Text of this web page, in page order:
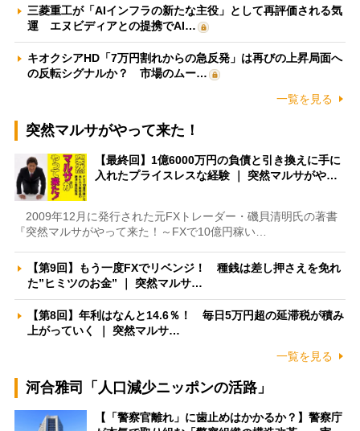
三菱重工が「AIインフラの新たな主役」として再評価される気
運 エヌビディアとの提携でAI…
キオクシアHD「7万円割れからの急反発」は再びの上昇局面へ
の反転シグナルか？ 市場のムー…
一覧を見る
突然マルサがやって来た！
【最終回】1億6000万円の負債と引き換えに手に
入れたプライスレスな経験 ｜ 突然マルサがや…
2009年12月に発行された元FXトレーダー・磯貝清明氏の著書
『突然マルサがやって来た！～FXで10億円稼い…
【第9回】もう一度FXでリベンジ！ 種銭は差し押さえを免れ
た”ヒミツのお金” ｜ 突然マルサ…
【第8回】年利はなんと14.6％！ 毎日5万円超の延滞税が積み
上がっていく ｜ 突然マルサ…
一覧を見る
河合雅司「人口減少ニッポンの活路」
【「警察官離れ」に歯止めはかかるか？】警察庁